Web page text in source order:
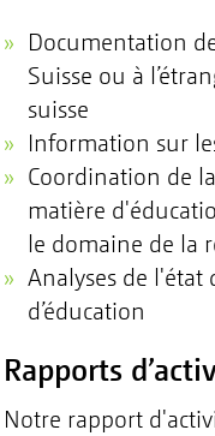
Documentation
Suisse ou à
suisse
Information sur
Coordination de
matière
le domaine de la
Analyses de l'état
d’éducation
Rapports
Notre rapport